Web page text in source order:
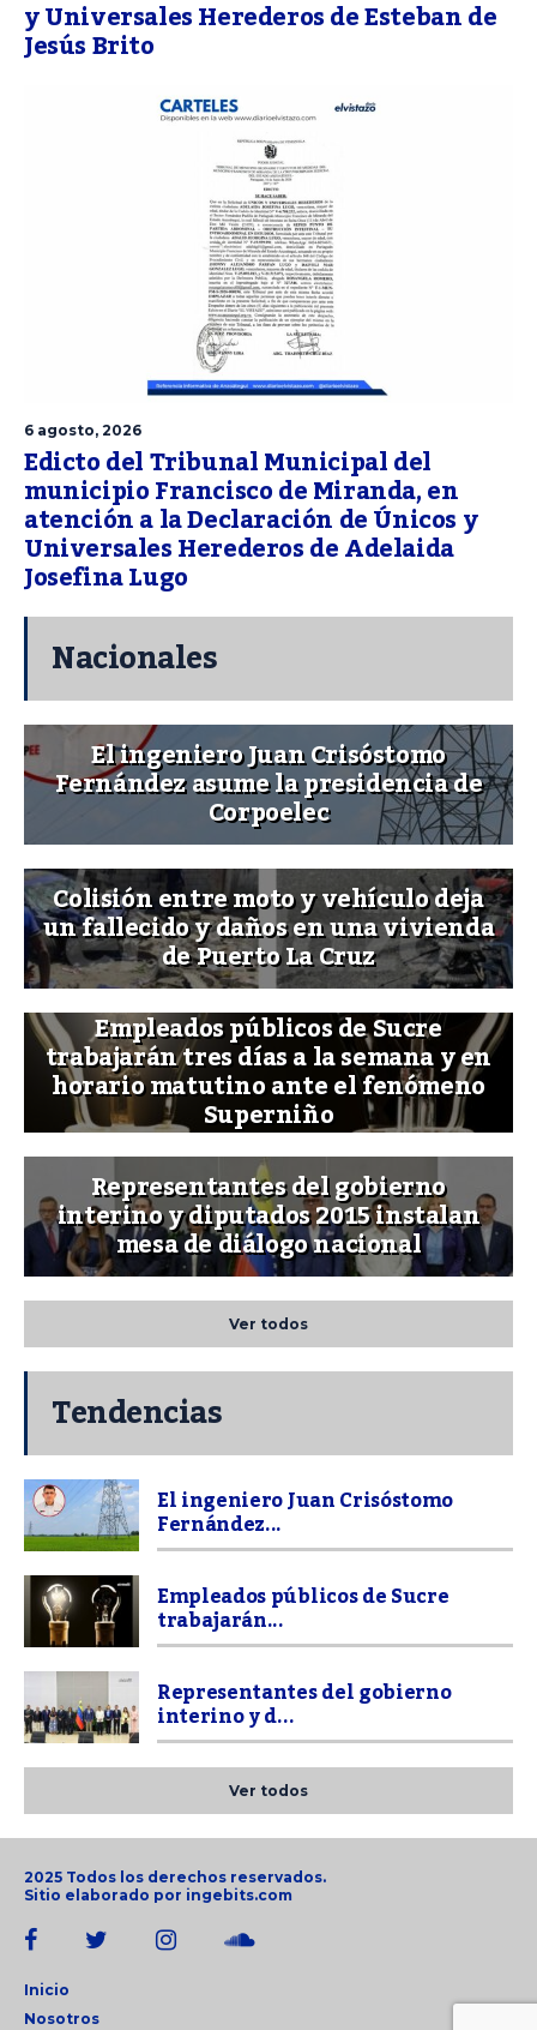
y Universales Herederos de Esteban de
Jesús Brito
6 agosto, 2026
Edicto del Tribunal Municipal del
municipio Francisco de Miranda, en
atención a la Declaración de Únicos y
Universales Herederos de Adelaida
Josefina Lugo
Nacionales
El ingeniero Juan Crisóstomo
Fernández asume la presidencia de
Corpoelec
Colisión entre moto y vehículo deja
un fallecido y daños en una vivienda
de Puerto La Cruz
Empleados públicos de Sucre
trabajarán tres días a la semana y en
horario matutino ante el fenómeno
Superniño
Representantes del gobierno
interino y diputados 2015 instalan
mesa de diálogo nacional
Ver todos
Tendencias
El ingeniero Juan Crisóstomo
Fernández...
Empleados públicos de Sucre
trabajarán...
Representantes del gobierno
interino y d...
Ver todos
2025 Todos los derechos reservados.
Sitio elaborado por ingebits.com
Inicio
Nosotros